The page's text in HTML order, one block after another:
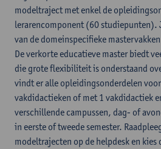
modeltraject met enkel de
lerarencomponent (60 studiepunten).
van de domeinspecifieke
De verkorte educatieve master biedt
die grote flexibiliteit is onderstaand
vindt er alle opleidingsonderdelen
vakdidactieken of met 1 vakdidactiek
verschillende campussen, dag- of
in eerste of tweede semester.
modeltrajecten op de helpdesk en